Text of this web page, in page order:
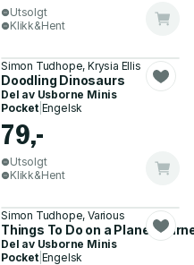
Utsolgt
Klikk&Hent
Simon Tudhope, Krysia Ellis
Doodling Dinosaurs
Del av Usborne Minis
Pocket| Engelsk
79,-
Utsolgt
Klikk&Hent
Simon Tudhope, Various
Things To Do on a Plane
Del av Usborne Minis
Pocket| Engelsk